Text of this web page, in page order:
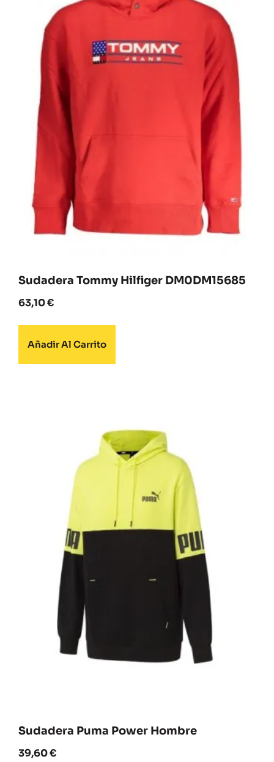
Sudadera Tommy Hilfiger DM0DM15685
63,10€
Añadir Al Carrito
Sudadera Puma Power Hombre
39,60€